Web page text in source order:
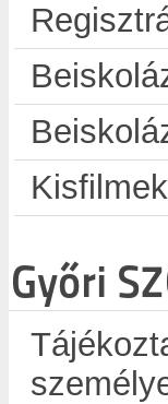
Kisfilmek
Győri